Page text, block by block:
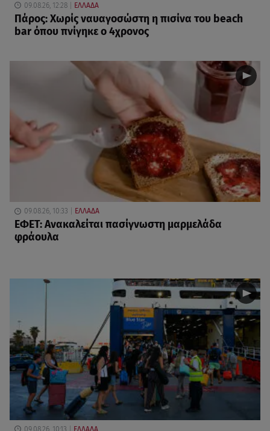
09.08.26, 12:28 ΕΛΛΑΔΑ
Πάρος: Χωρίς ναυαγοσώστη η πισίνα του beach
bar όπου πνίγηκε ο 4χρονος
09.08.26, 10:33 ΕΛΛΑΔΑ
ΕΦΕΤ: Ανακαλείται πασίγνωστη μαρμελάδα
φράουλα
09.08.26, 10:13 ΕΛΛΑΔΑ